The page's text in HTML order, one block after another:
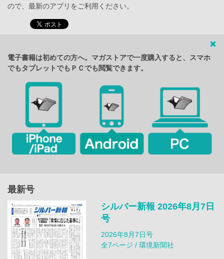
ので、最新のアプリをご利用ください。
電子書籍は初めての方へ。マガストアで一度購入すると、スマホ
でもタブレットでもＰＣでも閲覧できます。
最新号
シルバー新報 2026年8月7日
号
2026年8月7日号
全7ページ / 環境新聞社